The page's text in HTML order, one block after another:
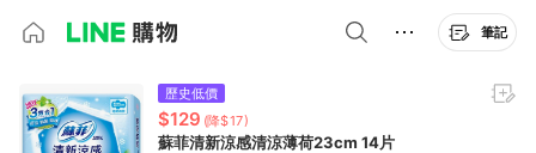
筆記
歷史低價
$129 (降$17)
蘇菲清新涼感清涼薄荷23cm 14片